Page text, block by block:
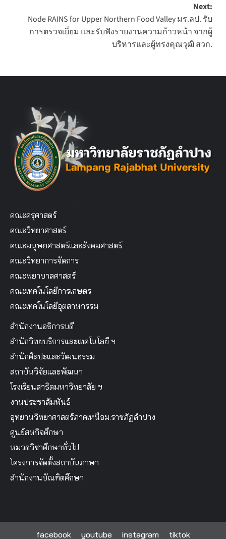
Next:
Node RAINS for Upper Northern Food Valley มร.ลป. รับ
การตรวจเยี่ยม และรับฟังรายงานความก้าวหน้า จากผู้
บริหารและผู้ทรงคุณวุฒิ สวก.
คณะครุศาสตร์
คณะวิทยาศาสตร์
คณะมนุษยศาสตร์และสังคมศาสตร์
คณะวิทยาการจัดการ
คณะพยาบาลศาสตร์
คณะเทคโนโลยีการเกษตร
คณะเทคโนโลยีอุตสาหกรรม
สำนักงานอธิการบดี
สำนักวิทยบริการและเทคโนโลยี ฯ
สำนักศิลปะและวัฒนธรรม
สถาบันวิจัยและพัฒนา
โรงเรียนสาธิตมหาวิทยาลัย ฯ
งานประชาสัมพันธ์
อุทยานวิทยาศาสตร์ภาคเหนือม.ราชภัฏลำปาง
ศูนย์สหกิจศึกษา
หมวดวิชาศึกษาทั่วไป
โครงการจัดตั้งสถาบันภาษา
สำนักงานบัณฑิตศึกษา
facebook youtube instagram tiktok